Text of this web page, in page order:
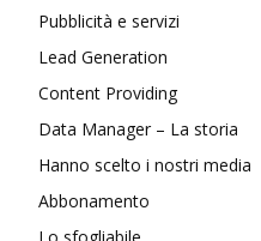
Pubblicità e servizi
Lead Generation
Content Providing
Data Manager – La storia
Hanno scelto i nostri media
Abbonamento